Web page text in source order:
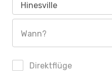
Hinesville
Wann?
Direktflüge